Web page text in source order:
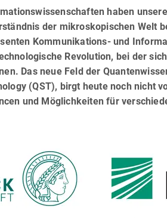
haben
der mikroskopischen Welt
Kommunikations- und
Revolution, bei der
Das neue Feld der
(QST), birgt heute noch nicht
und Möglichkeiten für